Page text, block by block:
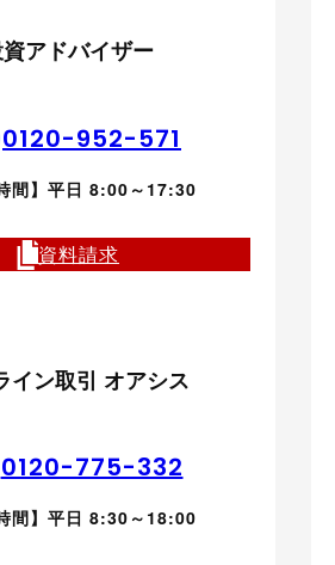
アドバイザー
0120-952-571
間】平日 8:00～17:30
資料請求
イン取引 オアシス
0120-775-332
間】平日 8:30～18:00